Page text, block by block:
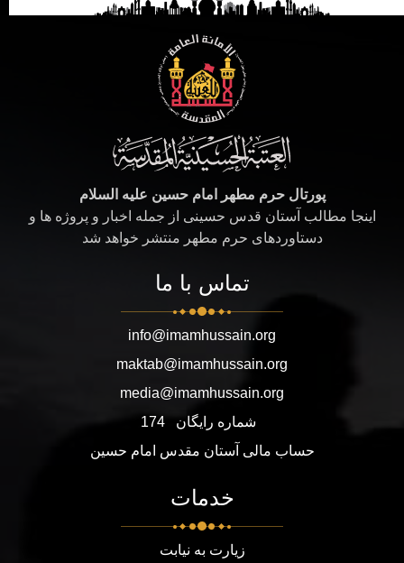
پورتال حرم مطهر امام حسین علیه السلام
اینجا مطالب آستان قدس حسینی از جمله اخبار و پروژه ها و
دستاوردهای حرم مطهر منتشر خواهد شد
تماس با ما
info@imamhussain.org
maktab@imamhussain.org
media@imamhussain.org
شماره رایگان
174
حساب مالی آستان مقدس امام حسین
خدمات
زیارت به نیابت